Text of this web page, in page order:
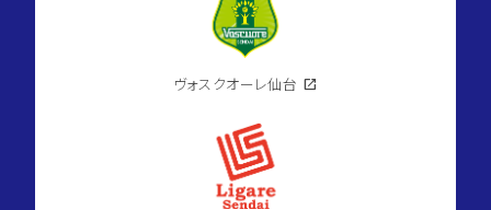
ヴォスクオーレ仙台 open_in_new